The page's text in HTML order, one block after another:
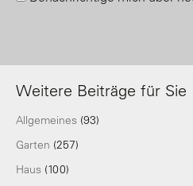
Weitere Beiträge für Sie
Allgemeines (93)
Garten (257)
Haus (100)